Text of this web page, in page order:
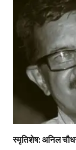
स्मृतिशेष: अनिल